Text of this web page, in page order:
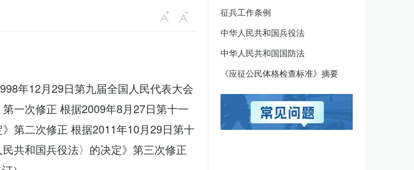
年12月29日第九届全国人民代表大会
一次修正 根据2009年8月27日第十一
第二次修正 根据2011年10月29日第十
共和国兵役法〉的决定》第三次修正
征兵工作条例
中华人民共和国兵役法
中华人民共和国国防法
《应征公民体格检查标准》摘要